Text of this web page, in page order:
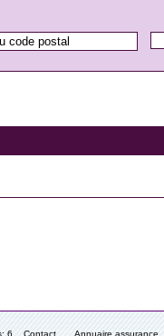
6 Contact Annuaire assurance